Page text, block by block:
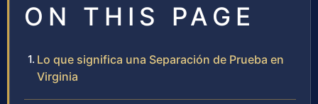
ON THIS PAGE
Lo que significa una Separación de Prueba en
Virginia